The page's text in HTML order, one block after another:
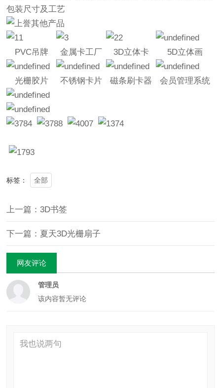
包装尺寸及工艺
PVC吊牌 金属卡工厂 3D立体卡 5D立体画
光栅胶片 不锈钢卡片 磁条刷卡器 会员管理系统
标签： 全部
上一篇：3D书签
下一篇：夏天3D光栅扇子
网友评论
管理员
该内容暂无评论